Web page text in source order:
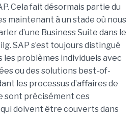
Cela fait désormais partie du
maintenant à un stade où nous
d’une Business Suite dans le
SAP s’est toujours distingué
les problèmes individuels avec
ou des solutions best-of-
les processus d’affaires de
sont précisément ces
qui doivent être couverts dans